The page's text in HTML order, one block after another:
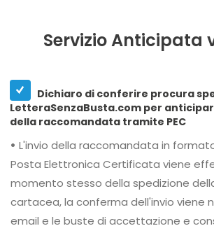
Servizio Anticipata
Dichiaro di conferire procura
LetteraSenzaBusta.com per anticipare copia digitale
della raccomandata tramite PEC
• L'invio della raccomandata in formato
Posta Elettronica Certificata viene
momento stesso della spedizione della raccomandata
cartacea, la conferma dell'invio viene
email e le buste di accettazione e